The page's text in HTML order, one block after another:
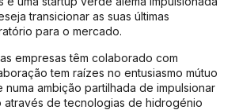
transicionar as suas últimas
para o mercado.
empresas têm colaborado com
tem raízes no entusiasmo mútuo
ambição partilhada de impulsionar
através de tecnologias de hidrogénio